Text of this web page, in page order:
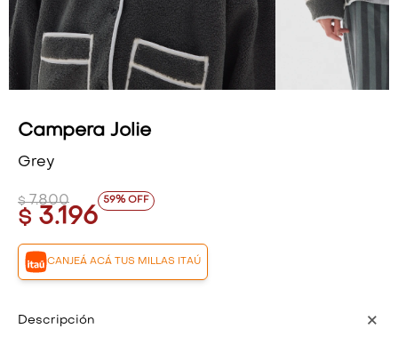
Campera Jolie
Grey
$ 3.196
$ 7.800 59
CANJEÁ ACÁ TUS MILLAS ITAÚ
Descripción
VESTIDOS Y MONOS
CAMISAS Y BLUSAS
SHORTS Y FALDAS
VESTIDOS Y MONOS
CAMISAS Y BLUSAS
SHORTS Y FALDAS